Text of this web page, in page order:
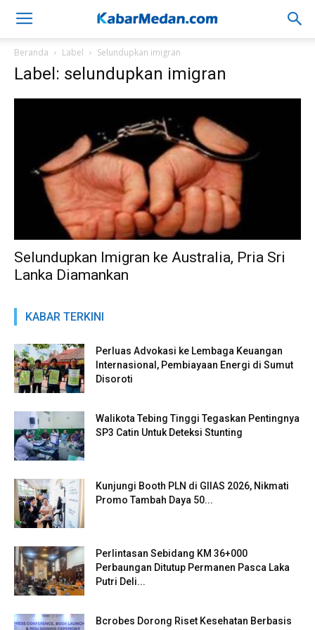
Beranda Label Selundupkan imigran
Label: selundupkan imigran
Selundupkan Imigran ke Australia, Pria Sri
Lanka Diamankan
KABAR TERKINI
Perluas Advokasi ke Lembaga Keuangan
Internasional, Pembiayaan Energi di Sumut
Disoroti
Walikota Tebing Tinggi Tegaskan Pentingnya
SP3 Catin Untuk Deteksi Stunting
Kunjungi Booth PLN di GIIAS 2026, Nikmati
Promo Tambah Daya 50...
Perlintasan Sebidang KM 36+000
Perbaungan Ditutup Permanen Pasca Laka
Putri Deli...
Bcrobes Dorong Riset Kesehatan Berbasis